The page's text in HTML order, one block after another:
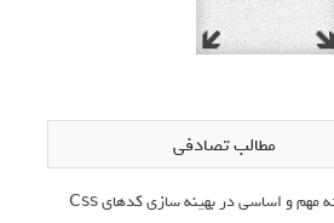
مطالب تصادفی